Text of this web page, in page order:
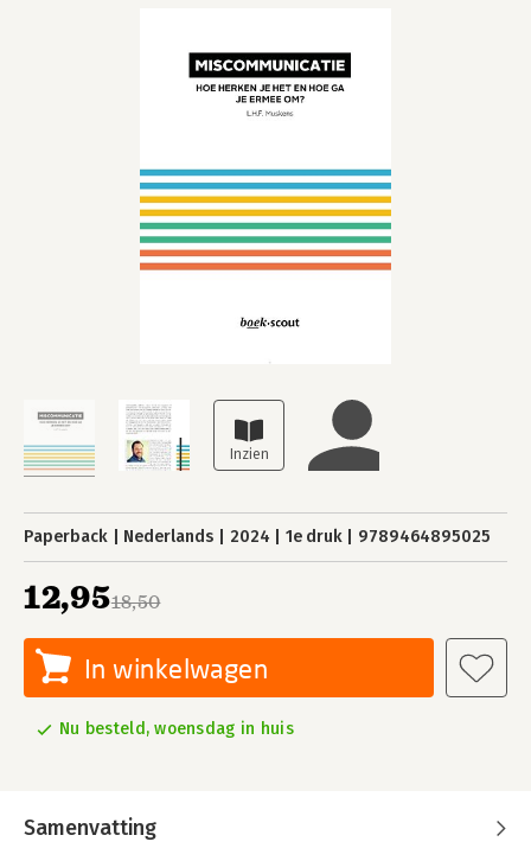
Paperback Nederlands 2024 1e druk 9789464895025
18,50
12,95
In winkelwagen
Nu besteld, woensdag in huis
Samenvatting